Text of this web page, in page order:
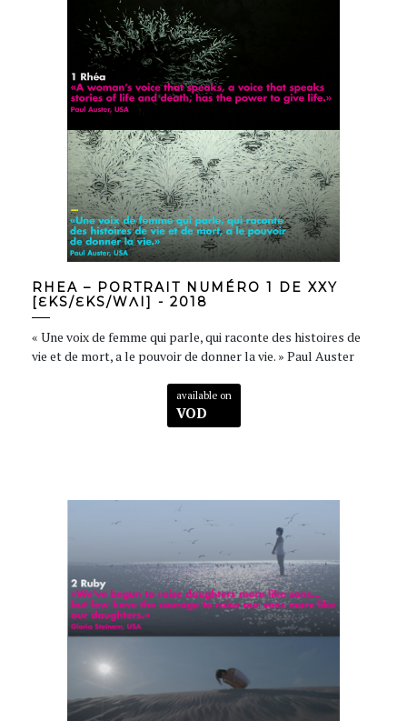
RHEA – PORTRAIT NUMÉRO 1 DE XXY
[ƐKS/ƐKS/WɅI] - 2018
« Une voix de femme qui parle, qui raconte des histoires de
vie et de mort, a le pouvoir de donner la vie. » Paul Auster
available on
VOD